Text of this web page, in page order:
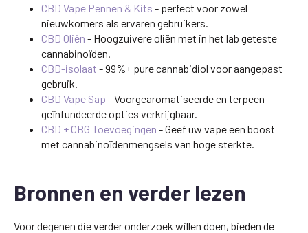
CBD Vape Pennen & Kits - perfect voor zowel
nieuwkomers als ervaren gebruikers.
CBD Oliën - Hoogzuivere oliën met in het lab geteste
cannabinoïden.
CBD-isolaat - 99%+ pure cannabidiol voor aangepast
gebruik.
CBD Vape Sap - Voorgearomatiseerde en terpeen-
geïnfundeerde opties verkrijgbaar.
CBD + CBG Toevoegingen - Geef uw vape een boost
met cannabinoïdenmengsels van hoge sterkte.
Bronnen en verder lezen
Voor degenen die verder onderzoek willen doen, bieden de